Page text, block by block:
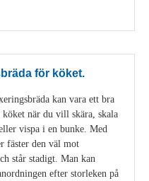
för köket.
kan vara ett bra
när du vill skära, skala
vispa i en bunke. Med
fäster den väl mot
står stadigt. Man kan
efter storleken på